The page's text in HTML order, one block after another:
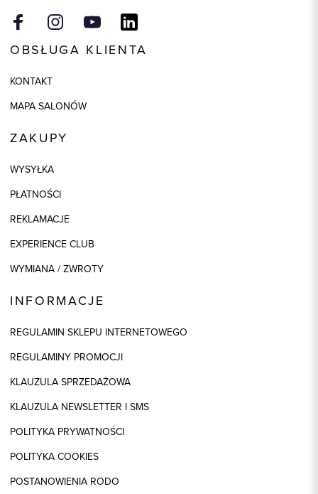
OBSŁUGA KLIENTA
KONTAKT
MAPA SALONÓW
ZAKUPY
WYSYŁKA
PŁATNOŚCI
REKLAMACJE
EXPERIENCE CLUB
WYMIANA / ZWROTY
INFORMACJE
REGULAMIN SKLEPU INTERNETOWEGO
REGULAMINY PROMOCJI
KLAUZULA SPRZEDAŻOWA
KLAUZULA NEWSLETTER I SMS
POLITYKA PRYWATNOŚCI
POLITYKA COOKIES
POSTANOWIENIA RODO